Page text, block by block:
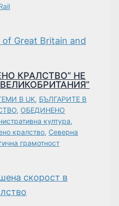
КРАЛСТВО” НЕ
В UK, БЪЛГАРИТЕ В
, ОБЕДИНЕНО
култура,
кралство, Северна
грамотност